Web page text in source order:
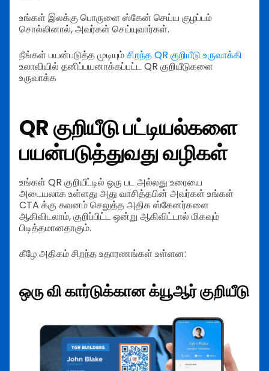
உங்கள் இலக்கு பொருளை ஸ்கேன் செய்ய குழப்பம்
சொல்லினால், அவர்கள் செய்யுவார்கள்.
நீங்கள் பயன்படுத்த முடியும்சிறந்த QR குறியீடு உருவாக்கி
உலாவியில் தனிப்பயனாக்கப்பட்ட QR குறியீடுகளை
உருவாக்க
QR குறியீடு பட்டியல்களை
பயன்படுத்துவது வழிகள்
உங்கள் QR குறியீட்டில் ஒரு பட அல்லது உரையை
அடையலாக உள்ளது அது வாசித்தபின் அவர்கள் உங்கள்
CTA க்கு கவனம் செலுத்த அதிக ஸ்கேனர்களை
ஆகிவிடலாம், குறிப்பிட்ட ஒன்று ஆகிவிட்டால் மிகவும்
பிடித்தமானதாகும்.
கீழே அதிகம் சிறந்த உதாரணங்கள் உள்ளன:
ஒரு வி கார்டுக்கான க்யூஆர் குறியீடு